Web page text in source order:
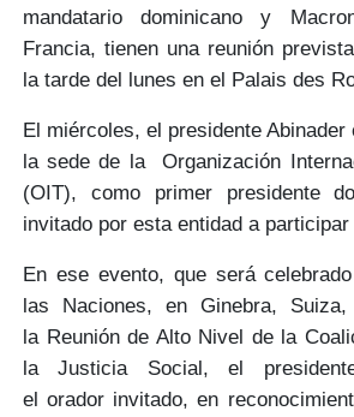
mandatario dominicano y
Francia,tienen una reunión prevista
la tarde del lunes en el Palais des
El miércoles, el presidente Abinader
la sede de la Organización
(OIT), como primer presidente
invitado por esta entidada participar
En ese evento, que será
las Naciones, en Ginebra, Suiza,
la Reunión de Alto Nivel de la
la Justicia Social, el
elorador invitado, en